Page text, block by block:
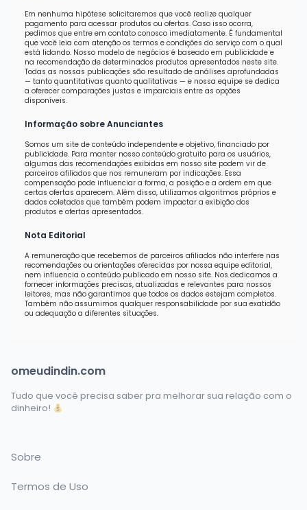
Em nenhuma hipótese solicitaremos que você realize qualquer
pagamento para acessar produtos ou ofertas. Caso isso ocorra,
pedimos que entre em contato conosco imediatamente. É fundamental
que você leia com atenção os termos e condições do serviço com o qual
está lidando. Nosso modelo de negócios é baseado em publicidade e
na recomendação de determinados produtos apresentados neste site.
Todas as nossas publicações são resultado de análises aprofundadas
— tanto quantitativas quanto qualitativas — e nossa equipe se dedica
a oferecer comparações justas e imparciais entre as opções
disponíveis.
Informação sobre Anunciantes
Somos um site de conteúdo independente e objetivo, financiado por
publicidade. Para manter nosso conteúdo gratuito para os usuários,
algumas das recomendações exibidas em nosso site podem vir de
parceiros afiliados que nos remuneram por indicações. Essa
compensação pode influenciar a forma, a posição e a ordem em que
certas ofertas aparecem. Além disso, utilizamos algoritmos próprios e
dados coletados que também podem impactar a exibição dos
produtos e ofertas apresentados.
Nota Editorial
A remuneração que recebemos de parceiros afiliados não interfere nas
recomendações ou orientações oferecidas por nossa equipe editorial,
nem influencia o conteúdo publicado em nosso site. Nos dedicamos a
fornecer informações precisas, atualizadas e relevantes para nossos
leitores, mas não garantimos que todos os dados estejam completos.
Também não assumimos qualquer responsabilidade por sua exatidão
ou adequação a diferentes situações.
omeudindin.com
Tudo que você precisa saber pra melhorar sua relação com o
dinheiro!
Sobre
Termos de Uso